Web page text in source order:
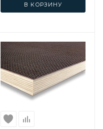
В КОРЗИНУ